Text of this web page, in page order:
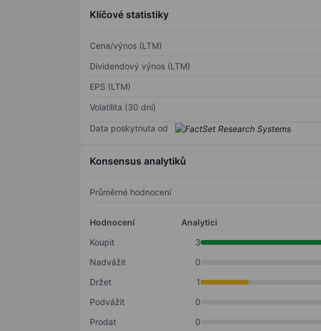
Klíčové statistiky
Cena/výnos (LTM)
Dividendový výnos (LTM)
EPS (LTM)
Volatilita (30 dní)
Data poskytnuta od
Konsensus analytiků
Průměrné hodnocení
Hodnocení
Analytici
Koupit
3
Nadvážit
0
Držet
1
Podvážit
0
Prodat
0